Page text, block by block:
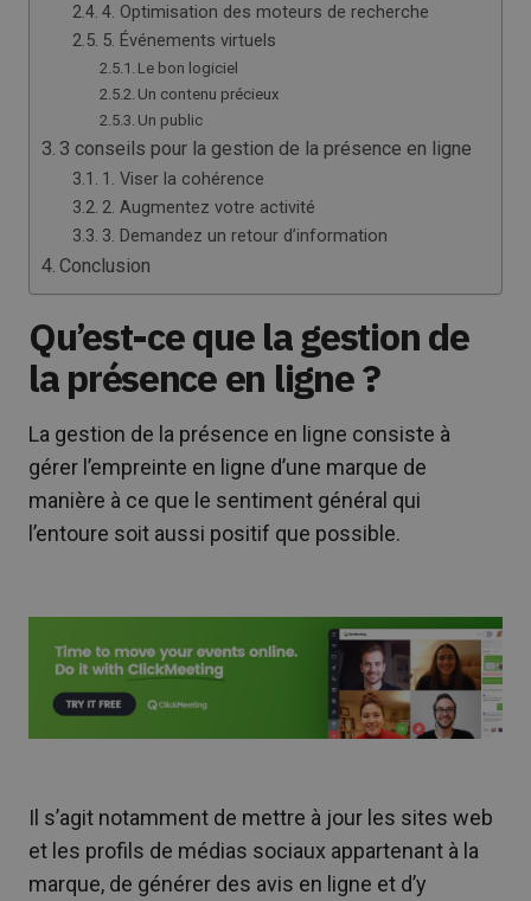
4. Optimisation des moteurs de recherche
5. Événements virtuels
Le bon logiciel
Un contenu précieux
Un public
3 conseils pour la gestion de la présence en ligne
1. Viser la cohérence
2. Augmentez votre activité
3. Demandez un retour d’information
Conclusion
Qu’est-ce que la gestion de
la présence en ligne ?
La gestion de la présence en ligne consiste à
gérer l’empreinte en ligne d’une marque de
manière à ce que le sentiment général qui
l’entoure soit aussi positif que possible.
Il s’agit notamment de mettre à jour les sites web
et les profils de médias sociaux appartenant à la
marque, de générer des avis en ligne et d’y